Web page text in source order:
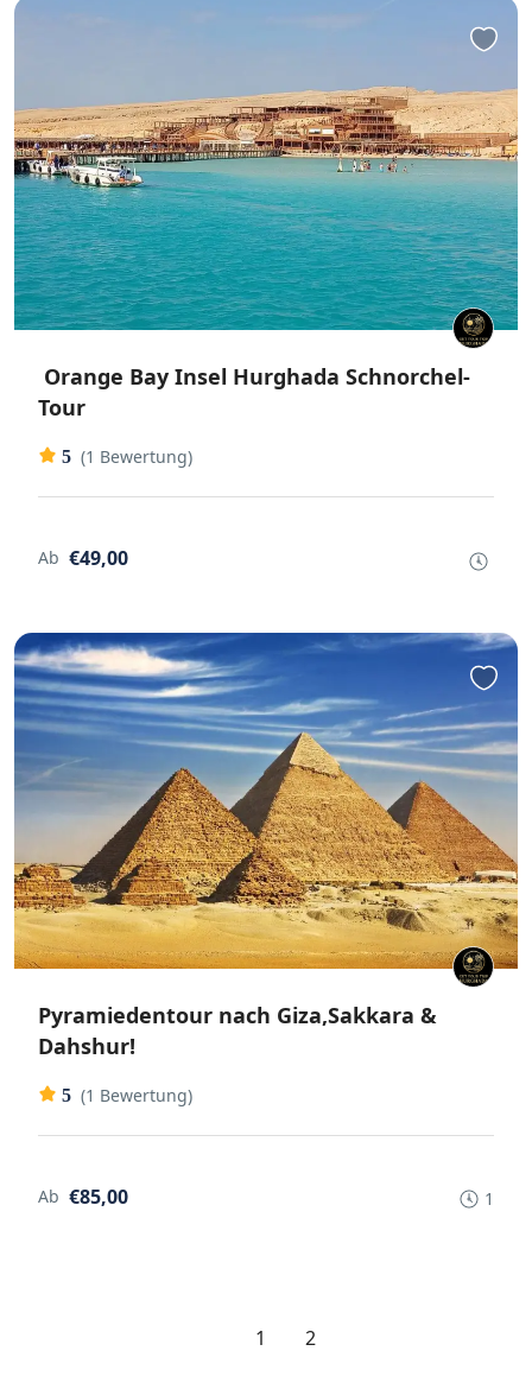
Orange Bay Insel Hurghada Schnorchel-
Tour
5 (1 Bewertung)
Ab €49,00
Pyramiedentour nach Giza,Sakkara &
Dahshur!
5 (1 Bewertung)
Ab €85,00 1
1 2